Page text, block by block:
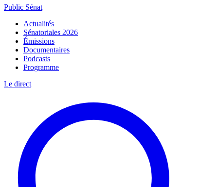
Public Sénat
Actualités
Sénatoriales 2026
Émissions
Documentaires
Podcasts
Programme
Le direct